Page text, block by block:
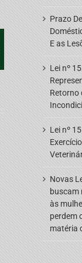
Prazo
E as
Lei nº
Retorno
Lei nº
Novas
buscam
às
perdem
matéria